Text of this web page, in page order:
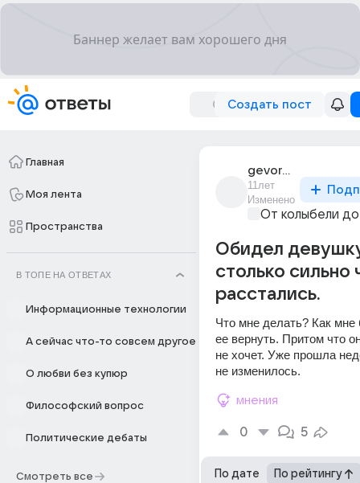
Создать пост
Главная
Моя лента
Пространства
В ТОПЕ НА ОТВЕТАХ
Информационные технологии
А сейчас что-то совсем другое
О любви без купюр
Философский вопрос
Политические дебаты
Смотреть все
gevorg_muradian_47
11лет
Изменено
От колыбели
Обидел
столько сильно
расстались.
Что мне делать? Как
ее вернуть. Притом что
не хочет. Уже прошла
не изменилось.
мнения
0 5
По дате По рейтингу